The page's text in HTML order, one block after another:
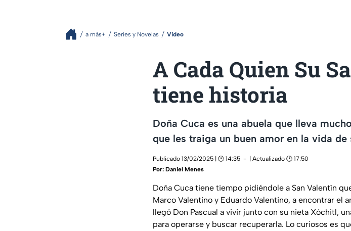
a más+ Series y Novelas Video
A Cada Quien Su
tiene historia
Doña Cuca es una abuela que lleva
que les traiga un buen amor en la vida
Publicado 13/02/2025 | 🕑 14:35
| Actualizado 🕑 17:50
Por: Daniel Menes
Doña Cuca tiene tiempo pidiéndole a San Valentín
Marco Valentino y Eduardo Valentino, a encontrar el
llegó Don Pascual a vivir junto con su nieta Xóchitl,
para operarse y buscar recuperarla. Lo curiosos es